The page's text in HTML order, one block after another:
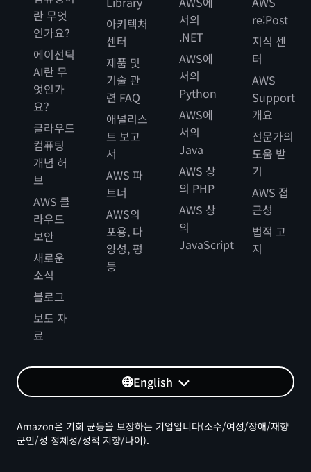
란 무엇
인가요?
에이전틱
AI란 무
엇인가
요?
클라우드
컴퓨팅
개념 허
브
AWS 클
라우드
보안
새로운
소식
블로그
보도 자
료
아키텍처
센터
제품 및
기술 관
련 FAQ
애널리스
트 보고
서
AWS 파
트너
AWS의
포용, 다
양성, 평
등
서의
.NET
AWS에
서의
Python
AWS에
서의
Java
AWS 상
의 PHP
AWS 상
의
JavaScript
re:Post
지식 센
터
AWS
Support
개요
전문가의
도움 받
기
AWS 접
근성
법적 고
지
English
Amazon은 기회 균등을 보장하는 기업입니다(소수/여성/장애/재향
군인/성 정체성/성적 지향/나이).